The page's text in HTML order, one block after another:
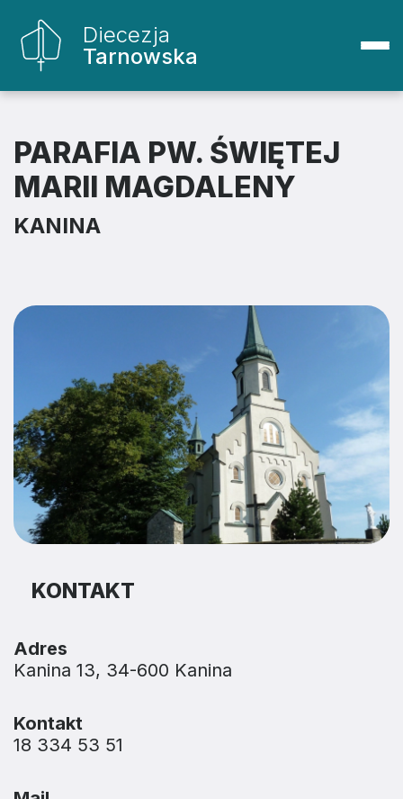
Diecezja
Tarnowska
PARAFIA PW. ŚWIĘTEJ
MARII MAGDALENY
KANINA
KONTAKT
Adres
Kanina 13, 34-600 Kanina
Kontakt
18 334 53 51